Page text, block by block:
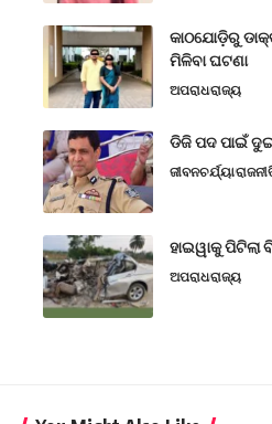
କାଠଯୋଡ଼ିରୁ
ମିଳିବା ଘଟଣା
ଅପରାଧରାଜ୍ୟ
ଡିଜି ପଦ ପାଇଁ
ଜୀବନଚର୍ଯ୍ୟା
ହାଇୱାକୁ
ଅପରାଧରାଜ୍ୟ